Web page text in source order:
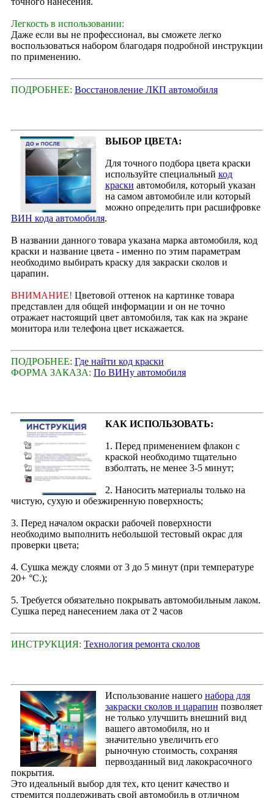
Легкость в использовании:
Даже если вы не профессионал, вы сможете легко
воспользоваться набором благодаря подробной инструкции
по применению.
ПОДРОБНЕЕ: Восстановление ЛКП автомобиля
ВЫБОР ЦВЕТА:
Для точного подбора цвета краски
используйте специальный код
краски автомобиля, который указан
на самом автомобиле или который
можно определить при расшифровке
ВИН кода автомобиля.
В названии данного товара указана марка автомобиля, код
краски и название цвета - именно по этим параметрам
необходимо выбирать краску для закраски сколов и
царапин.
ВНИМАНИЕ! Цветовой оттенок на картинке товара
представлен для общей информации и он не точно
отражает настоящий цвет автомобиля, так как на экране
монитора или телефона цвет искажается.
ПОДРОБНЕЕ: Где найти код краски
ФОРМА ЗАКАЗА: По ВИНу автомобиля
КАК ИСПОЛЬЗОВАТЬ:
1. Перед применением флакон с
краской необходимо тщательно
взболтать, не менее 3-5 минут;
2. Наносить материалы только на
чистую, сухую и обезжиренную поверхность;
3. Перед началом окраски рабочей поверхности
необходимо выполнить небольшой тестовый окрас для
проверки цвета;
4. Сушка между слоями от 3 до 5 минут (при температуре
20+ °С.);
5. Требуется обязательно покрывать автомобильным лаком.
Сушка перед нанесением лака от 2 часов
ИНСТРУКЦИЯ: Технология ремонта сколов
Использование нашего набора для
закраски сколов и царапин позволяет
не только улучшить внешний вид
вашего автомобиля, но и
значительно увеличить его
рыночную стоимость, сохраняя
первозданный вид лакокрасочного
покрытия.
Это идеальный выбор для тех, кто ценит качество и
стремится поддерживать свой автомобиль в отличном